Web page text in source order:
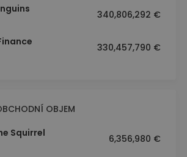
340,806,292 €
330,457,790 €
OBJEM
Squirrel
6,356,980 €